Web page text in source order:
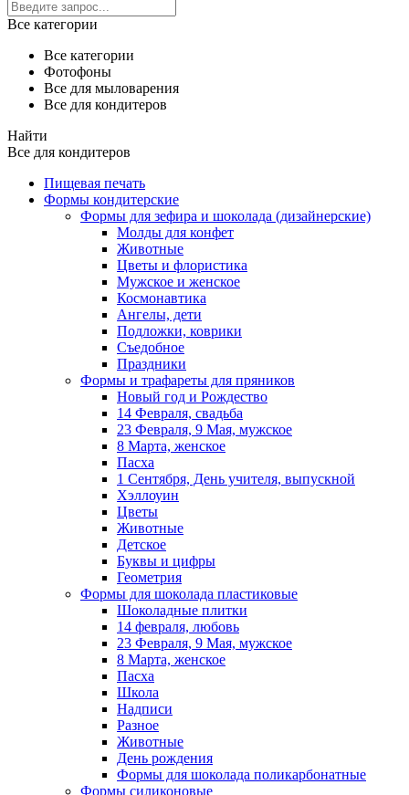
Все категории
Все категории
Фотофоны
Все для мыловарения
Все для кондитеров
Найти
Все для кондитеров
Пищевая печать
Формы кондитерские
Формы для зефира и шоколада (дизайнерские)
Молды для конфет
Животные
Цветы и флористика
Мужское и женское
Космонавтика
Ангелы, дети
Подложки, коврики
Съедобное
Праздники
Формы и трафареты для пряников
Новый год и Рождество
14 Февраля, свадьба
23 Февраля, 9 Мая, мужское
8 Марта, женское
Пасха
1 Сентября, День учителя, выпускной
Хэллоуин
Цветы
Животные
Детское
Буквы и цифры
Геометрия
Формы для шоколада пластиковые
Шоколадные плитки
14 февраля, любовь
23 Февраля, 9 Мая, мужское
8 Марта, женское
Пасха
Школа
Надписи
Разное
Животные
День рождения
Формы для шоколада поликарбонатные
Формы силиконовые